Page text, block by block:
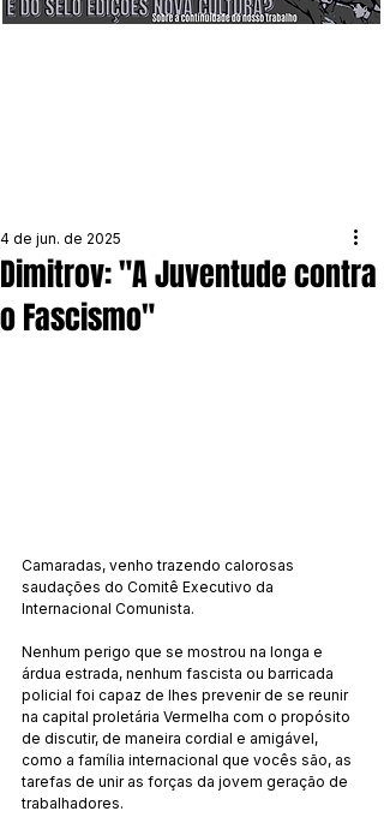
Dimitrov: "A Juventude contra
o Fascismo"
4 de jun. de 2025
Camaradas, venho trazendo calorosas
saudações do Comitê Executivo da
Internacional Comunista.
Nenhum perigo que se mostrou na longa e
árdua estrada, nenhum fascista ou barricada
policial foi capaz de lhes prevenir de se reunir
na capital proletária Vermelha com o propósito
de discutir, de maneira cordial e amigável,
como a família internacional que vocês são, as
tarefas de unir as forças da jovem geração de
trabalhadores.